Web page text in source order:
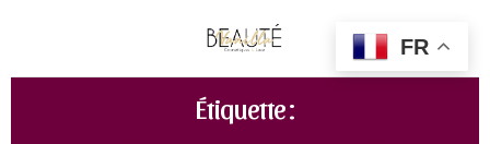
Étiquette :
FR